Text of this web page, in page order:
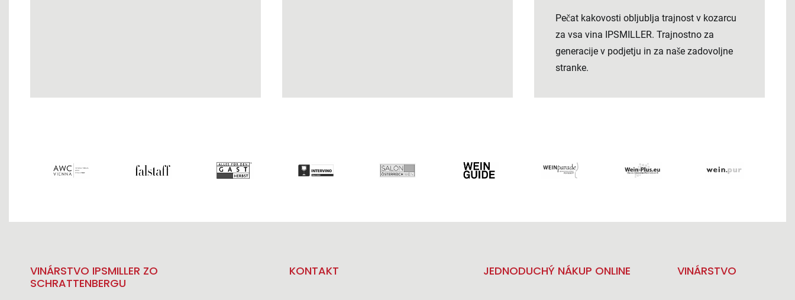
Pečat kakovosti obljublja trajnost v kozarcu
za vsa vina IPSMILLER. Trajnostno za
generacije v podjetju in za naše zadovoljne
stranke.
VINÁRSTVO IPSMILLER ZO
SCHRATTENBERGU
KONTAKT JEDNODUCHÝ NÁKUP ONLINE VINÁRSTVO